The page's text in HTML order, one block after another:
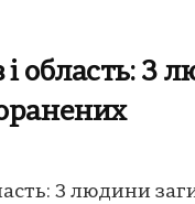
і область: 3
3 людини